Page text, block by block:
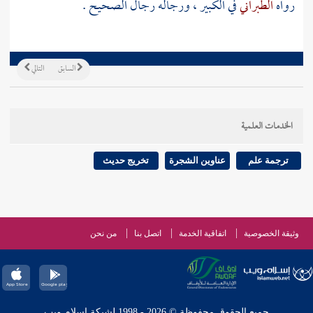
رواهالطبرانيفي الكبير ، ورجاله رجال الصحيح .
التالي السابق
الخدمات العلمية
ترجمة علم عناوين الشجرة تخريج حديث
وثيقة الخصوصية اتفاقية الخدمة اتصل بنا من نحن